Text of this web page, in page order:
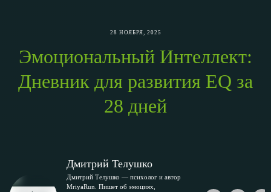
28 НОЯБРЯ, 2025
Эмоциональный Интеллект:
Дневник для развития EQ за
28 дней
Дмитрий Телушко
Дмитрий Телушко — психолог и автор
MriyaRun. Пишет об эмоциях,